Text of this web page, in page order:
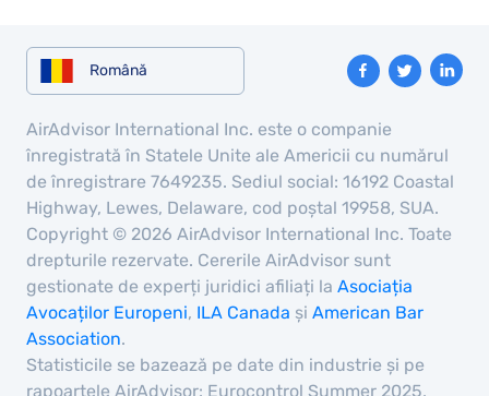
Română
AirAdvisor International Inc. este o companie
înregistrată în Statele Unite ale Americii cu numărul
de înregistrare 7649235. Sediul social: 16192 Coastal
Highway, Lewes, Delaware, cod poștal 19958, SUA.
Copyright © 2026 AirAdvisor International Inc. Toate
drepturile rezervate. Cererile AirAdvisor sunt
gestionate de experți juridici afiliați la Asociația
Avocaților Europeni, ILA Canada și American Bar
Association.
Statisticile se bazează pe date din industrie și pe
rapoartele AirAdvisor: Eurocontrol Summer 2025,